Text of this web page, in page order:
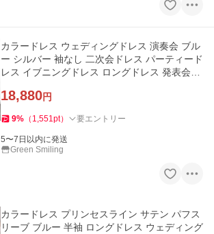
カラードレス ウェディングドレス 演奏会 ブル
ー シルバー 袖なし 二次会ドレス パーティード
レス イブニングドレス ロングドレス 発表会ド
18,880円
9% （ 1,551pt） 要エントリー
5〜7日以内に発送
Green Smiling
カラードレス プリンセスライン サテン パフス
リーブ ブルー 半袖 ロングドレス ウェディング